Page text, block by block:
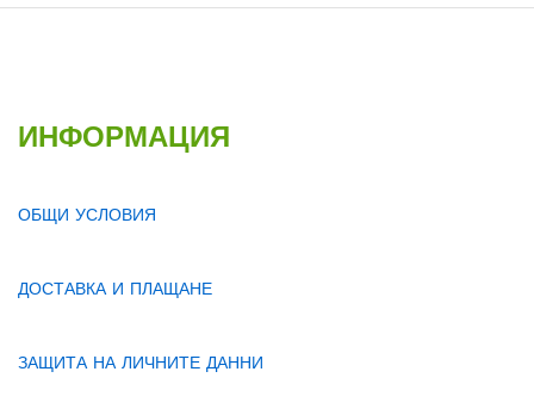
ИНФОРМАЦИЯ
ОБЩИ УСЛОВИЯ
ДОСТАВКА И ПЛАЩАНЕ
ЗАЩИТА НА ЛИЧНИТЕ ДАННИ